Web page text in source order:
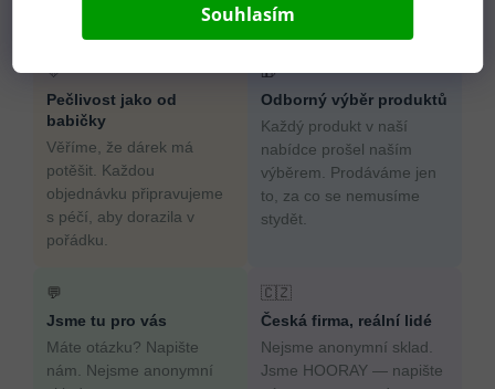
Souhlasím
Proč nakoupit u HOORAY?
💛
Pečlivost jako od
babičky
Věříme, že dárek má
potěšit. Každou
objednávku připravujeme
s péčí, aby dorazila v
pořádku.
🎁
Odborný výběr produktů
Každý produkt v naší
nabídce prošel naším
výběrem. Prodáváme jen
to, za co se nemusíme
stydět.
💬
Jsme tu pro vás
Máte otázku? Napište
nám. Nejsme anonymní
🇨🇿
Česká firma, reální lidé
Nejsme anonymní sklad.
Jsme HOORAY — napište